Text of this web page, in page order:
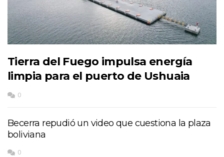
Tierra del Fuego impulsa energía
limpia para el puerto de Ushuaia
0
Becerra repudió un video que cuestiona la plaza
boliviana
0